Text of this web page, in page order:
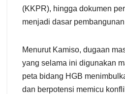
(KKPR), hingga dokumen
menjadi dasar
Menurut Kamiso, dugaan
yang selama ini digunakan
peta bidang HGB
dan berpotensi memicu